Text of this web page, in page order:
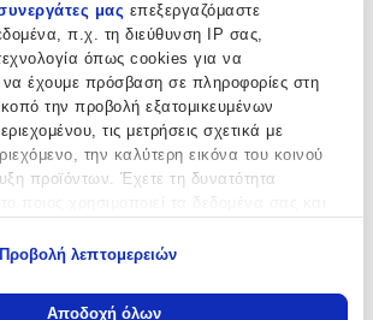
μας επεξεργαζόμαστε
π.χ. τη διεύθυνση IP σας,
όπως cookies για να
έχουμε πρόσβαση σε πληροφορίες στη
την προβολή εξατομικευμένων
τις μετρήσεις σχετικά με
την καλύτερη εικόνα του κοινού
προϊόντων. Έχετε τη δυνατότητα
πληροφορίες σχετικά με τη γεωγραφική
Προβολή λεπτομερειών
Αποδοχή όλων